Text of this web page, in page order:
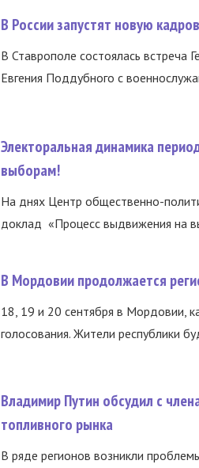
В России запустят новую
В Ставрополе состоялась встреча
Евгения Поддубного с
Электоральная динамика
выборам!
На днях Центр общественно-
доклад «Процесс выдвижения на
В Мордовии продолжается
18, 19 и 20 сентября в Мордовии,
голосования. Жители республики
Владимир Путин обсудил с
топливного рынка
В ряде регионов возникли